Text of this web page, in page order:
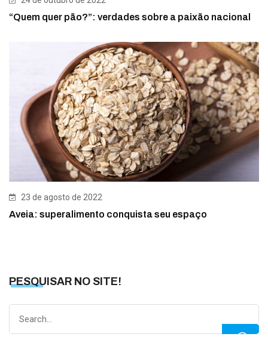
“Quem quer pão?”: verdades sobre a paixão nacional
23 de agosto de 2022
Aveia: superalimento conquista seu espaço
PESQUISAR NO SITE!